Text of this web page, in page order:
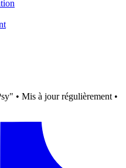
• Mis à jour régulièrement •